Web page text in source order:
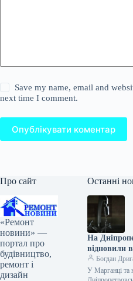
Save my name, email and
next time I comment.
Опублікувати коментар
Про сайт
«Ремонт
новини» —
портал про
будівництво,
ремонт і
дизайн
Останні
На
відновили
після
Богдан
У Марганці та